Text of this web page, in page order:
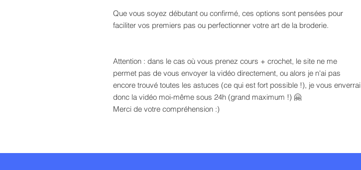
Que vous soyez débutant ou confirmé, ces options sont pensées pour
faciliter vos premiers pas ou perfectionner votre art de la broderie.
Attention : dans le cas où vous prenez cours + crochet, le site ne me
permet pas de vous envoyer la vidéo directement, ou alors je n'ai pas
encore trouvé toutes les astuces (ce qui est fort possible !), je vous enverrai
donc la vidéo moi-même sous 24h (grand maximum !) 🤗
Merci de votre compréhension :)